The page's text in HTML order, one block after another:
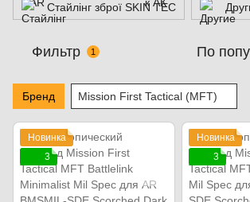
Стайлінг зброї SKIN TEC
Фильтр 1 По
Бренд Mission First Tactical (MFT)
Новинка
3
Новинка
3